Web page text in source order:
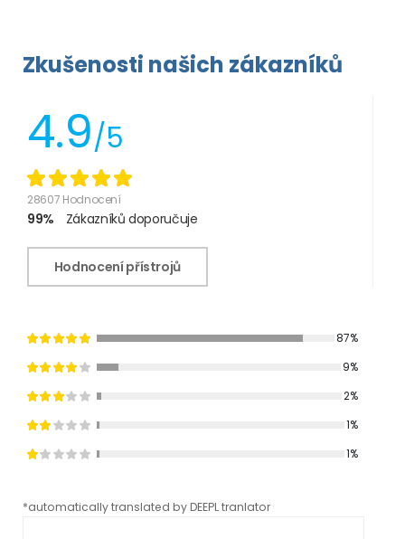
Zkušenosti našich zákazníků
4.9/5
28607 Hodnocení
99% Zákazníků doporučuje
Hodnocení přístrojů
87%
9%
2%
1%
1%
*automatically translated by DEEPL tranlator